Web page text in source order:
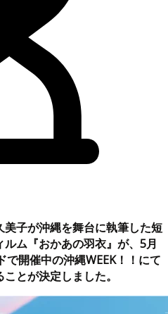
子が沖縄を舞台に執筆した短
ム『おかあの羽衣』が、5月
開催中の沖縄WEEK！！にて
とが決定しました。